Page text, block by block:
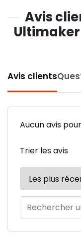
Avis
Avis clients
Aucun avis
Trier les avis